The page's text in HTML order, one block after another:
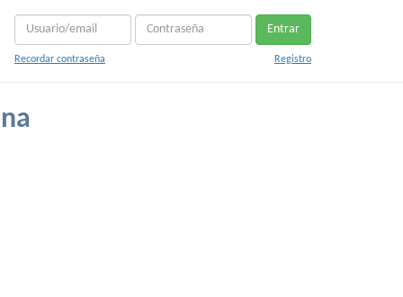
Entrar
Recordar contraseña Registro